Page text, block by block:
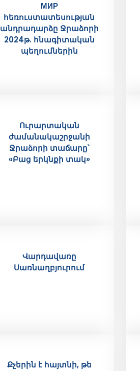
МИР
հեռուստատեսության
անդրադարձը Ջրաձորի
2024թ. հնագիտական
պեղումներին
Ուրարտական
ժամանակաշրջանի
Ջրաձորի տաճարը՝
«Բաց երկնքի տակ»
Վարդավառը
Սառնաղբյուրում
Քչերին է հայտնի, թե